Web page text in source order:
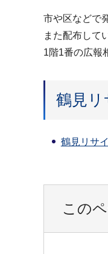
市や区などで
また配布して
1階1番の広報
鶴見リ
鶴見リサ
この